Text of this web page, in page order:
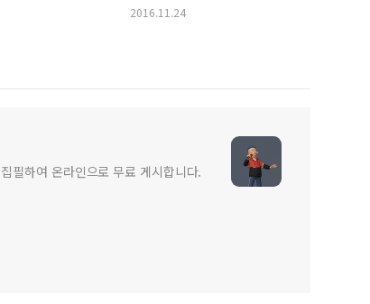
2016.11.24
필하여 온라인으로 무료 게시합니다.